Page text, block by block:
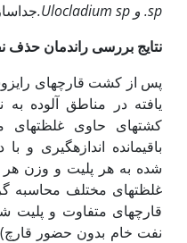
sp. و Ulocladium sp.
نتایج بررسی راندمان حذف
پس از کشت قارچ­های
یافته در مناطق آلوده به
کشت‫های حاوی غلظت­های
باقیمانده اندازه‏گیری و
شده به هر پلیت و وزن
غلظت­های مختلف محاسبه
قارچ­های متفاوت و
نفت خام بدون حضور